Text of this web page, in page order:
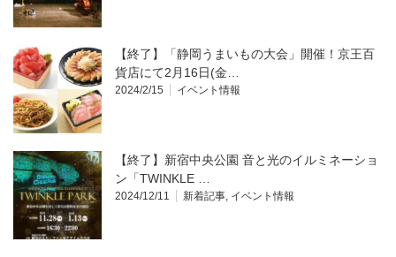
【終了】「静岡うまいもの大会」開催！京王百
貨店にて2月16日(金…
2024/2/15 イベント情報
【終了】新宿中央公園 音と光のイルミネーショ
ン「TWINKLE …
2024/12/11 新着記事 イベント情報